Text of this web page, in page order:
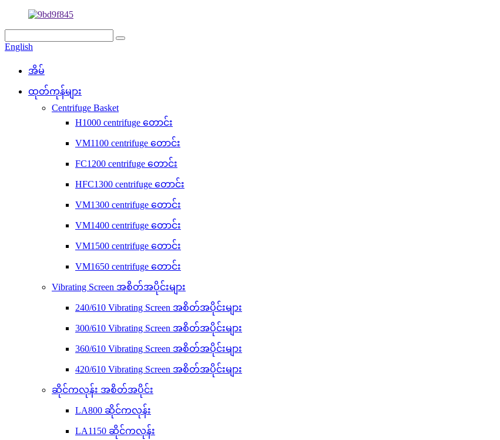
English
အိမ်
ထုတ်ကုန်များ
Centrifuge Basket
H1000 centrifuge တောင်း
VM1100 centrifuge တောင်း
FC1200 centrifuge တောင်း
HFC1300 centrifuge တောင်း
VM1300 centrifuge တောင်း
VM1400 centrifuge တောင်း
VM1500 centrifuge တောင်း
VM1650 centrifuge တောင်း
Vibrating Screen အစိတ်အပိုင်းများ
240/610 Vibrating Screen အစိတ်အပိုင်းများ
300/610 Vibrating Screen အစိတ်အပိုင်းများ
360/610 Vibrating Screen အစိတ်အပိုင်းများ
420/610 Vibrating Screen အစိတ်အပိုင်းများ
ဆိုင်ကလုန်း အစိတ်အပိုင်း
LA800 ဆိုင်ကလုန်း
LA1150 ဆိုင်ကလုန်း